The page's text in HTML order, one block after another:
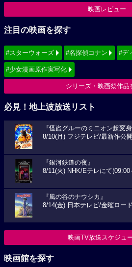
映画レビュー
注目の映画を探す
#スターウォーズ #名探偵コナン #デ
#少女漫画原作実写化
シリーズ・映画祭作品
必見！地上波放送リスト
『怪盗グルーのミニオン超変身
8/10(月) フジテレビ/最新作公
『銀河鉄道の夜』
8/11(火) NHK/Eテレにて(09:00
『風の谷のナウシカ』
8/14(金) 日本テレビ/金曜ロー
映画TV放送スケジュ
映画館を探す